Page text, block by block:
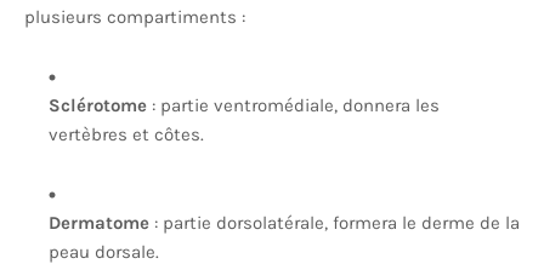
plusieurs compartiments :
Sclérotome : partie ventromédiale, donnera les
vertèbres et côtes.
Dermatome : partie dorsolatérale, formera le derme de la
peau dorsale.